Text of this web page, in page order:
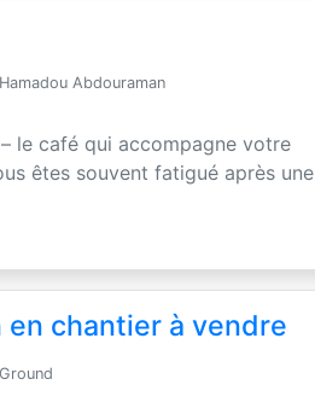
Abdouraman
le café qui accompagne votre
êtes souvent fatigué après une
en chantier à vendre